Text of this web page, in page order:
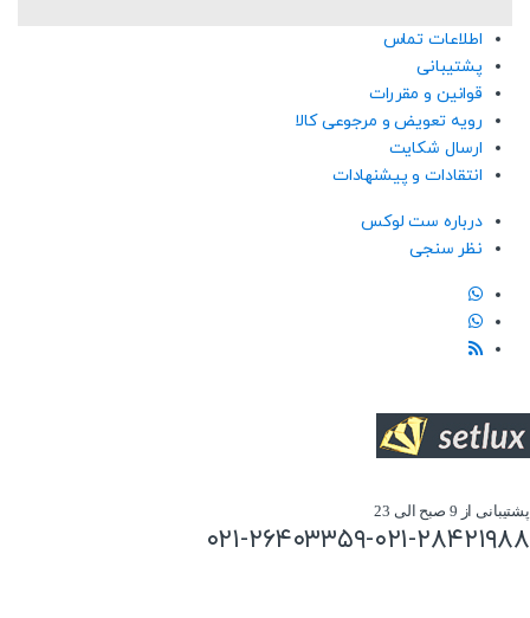
اطلاعات تماس
پشتیبانی
قوانین و مقررات
رویه تعویض و مرجوعی کالا
ارسال شکایت
انتقادات و پیشنهادات
درباره ست لوکس
نظر سنجی
پشتیبانی از 9 صبح الی 23
۰۲۱-۲۶۴۰۳۳۵۹-۰۲۱-۲۸۴۲۱۹۸۸